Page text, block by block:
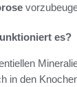
es?
in den